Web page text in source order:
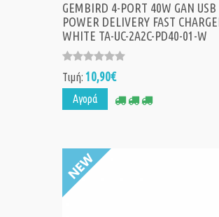
GEMBIRD 4-PORT 40W GAN USB
POWER DELIVERY FAST
WHITE TA-UC-2A2C-PD40-01-W
Τιμή: 10,90€
Αγορά